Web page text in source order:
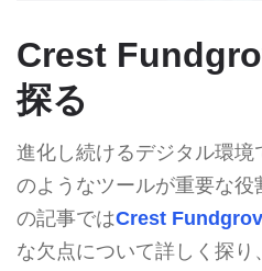
Crest
探る
進化し続けるデジタル環境
のようなツールが重要な役
の記事ではCrest
な欠点について詳しく探り